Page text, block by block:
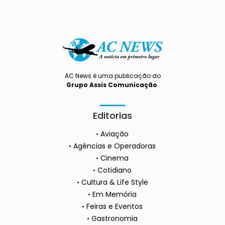
AC News é uma publicação do
Grupo Assis Comunicação.
Editorias
Aviação
Agências e Operadoras
Cinema
Cotidiano
Cultura & Life Style
Em Memória
Feiras e Eventos
Gastronomia